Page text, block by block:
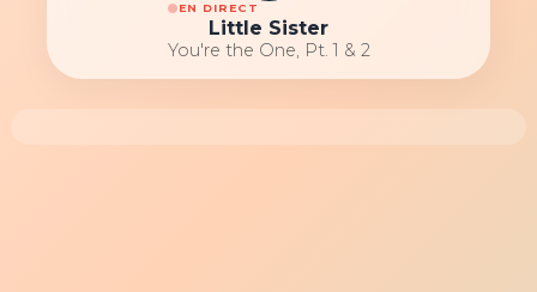
EN DIRECT
Little Sister
You're the One, Pt. 1 & 2